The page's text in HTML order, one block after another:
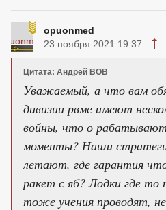
opuonmed
23 ноября 2021 19:37
Цитата: Андрей ВОВ
Уважаемый, а что вам
дивизии рвме имеют
войны, что о
моменты? Наши
летают, где гарантия
ракет с яб? Лодки где то
тоже учения проводят,